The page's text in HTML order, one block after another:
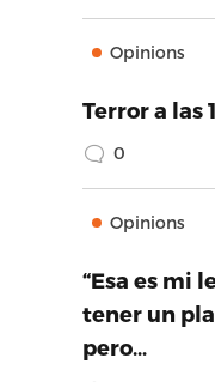
Opinions
Terror a las
0
Opinions
“Esa es mi
tener un
pero…